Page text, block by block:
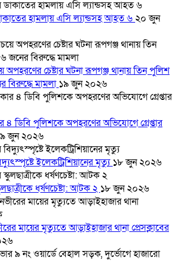
হামলায় এসি ল্যান্ডসহ আহত ৬২০ জুন
চেষ্টার ঘটনা রূপগঞ্জ থানায় তিন পুলিশ
মামলা ১৯ জুন ২০২৬
৪ ডিবি পুলিশকে অপহরণের অভিযোগে গ্রেপ্তার
জুন ২০২৬
ইলেকট্রিশিয়ানের মৃত্যু১৮ জুন ২০২৬
ধর্ষণচেষ্টা: আটক ২ ১৮ জুন ২০২৬
মায়ের মৃত্যুতে আড়াইহাজার থানা প্রেসক্লাবের